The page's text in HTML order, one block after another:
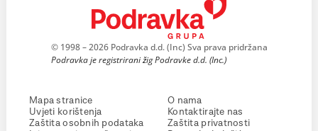
© 1998 – 2026 Podravka d.d. (Inc) Sva prava pridržana
Podravka je registrirani žig Podravke d.d. (Inc.)
Mapa stranice
Uvjeti korištenja
Zaštita osobnih podataka
O nama
Kontaktirajte nas
Zaštita privatnosti